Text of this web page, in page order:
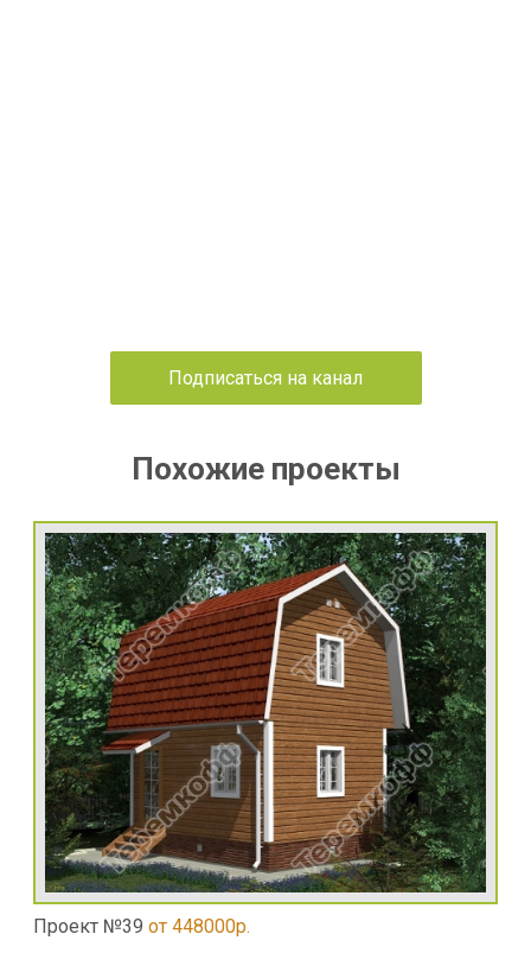
Подписаться на канал
Похожие проекты
Проект №39 от 448000р.